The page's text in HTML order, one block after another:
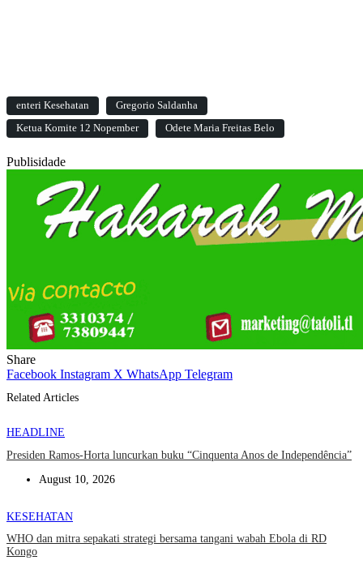
enteri Kesehatan
Gregorio Saldanha
Ketua Komite 12 Nopember
Odete Maria Freitas Belo
Publisidade
Share
Facebook Instagram X WhatsApp Telegram
Related Articles
HEADLINE
Presiden Ramos-Horta luncurkan buku “Cinquenta Anos de Independência”
August 10, 2026
KESEHATAN
WHO dan mitra sepakati strategi bersama tangani wabah Ebola di RD
Kongo